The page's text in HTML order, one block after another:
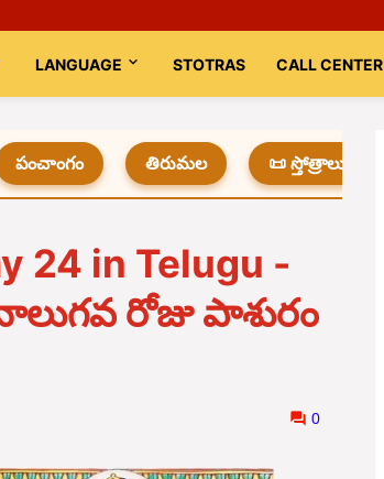
LANGUAGE STOTRAS CALL CENTER
పంచాంగం తిరుమల 📜 స్తోత్రాలు
24 in Telugu -
రోజు పాశురం
0